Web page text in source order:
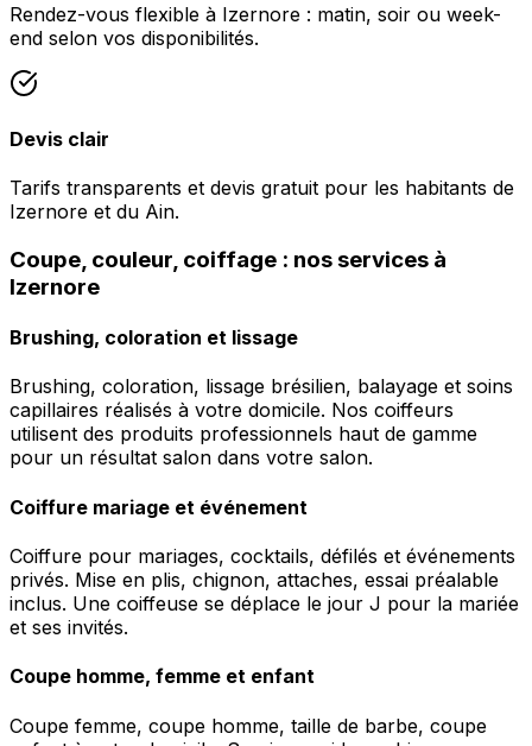
Rendez-vous flexible à Izernore : matin, soir ou week-
end selon vos disponibilités.
Devis clair
Tarifs transparents et devis gratuit pour les habitants de
Izernore et du Ain.
Coupe, couleur, coiffage : nos services à
Izernore
Brushing, coloration et lissage
Brushing, coloration, lissage brésilien, balayage et soins
capillaires réalisés à votre domicile. Nos coiffeurs
utilisent des produits professionnels haut de gamme
pour un résultat salon dans votre salon.
Coiffure mariage et événement
Coiffure pour mariages, cocktails, défilés et événements
privés. Mise en plis, chignon, attaches, essai préalable
inclus. Une coiffeuse se déplace le jour J pour la mariée
et ses invités.
Coupe homme, femme et enfant
Coupe femme, coupe homme, taille de barbe, coupe